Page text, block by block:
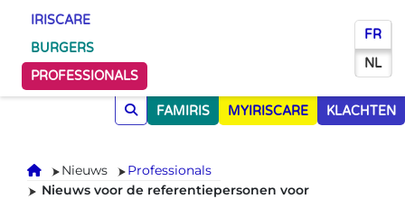
IRISCARE
BURGERS
PROFESSIONALS
FR
NL
FAMIRIS MYIRISCARE KLACHTEN
Onthaal
Nieuws
Professionals
Nieuws voor de referentiepersonen voor